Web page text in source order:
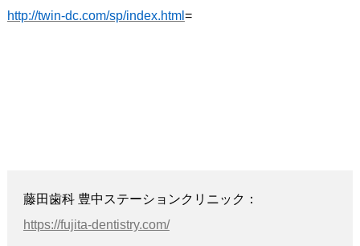
http://twin-dc.com/sp/index.html =
藤田歯科 豊中ステーションクリニック：
https://fujita-dentistry.com/